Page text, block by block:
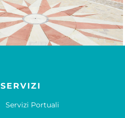
SERVIZI
Servizi Portuali